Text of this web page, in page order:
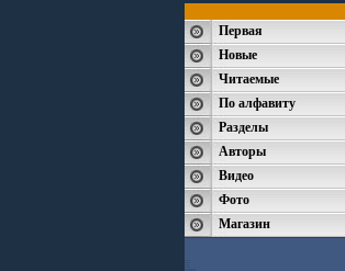
Первая
Новые
Читаемые
По алфавиту
Разделы
Авторы
Видео
Фото
Магазин